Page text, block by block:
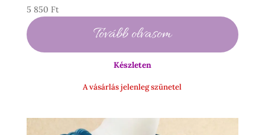
5 850 Ft
Tovább olvasom
Készleten
A vásárlás jelenleg szünetel